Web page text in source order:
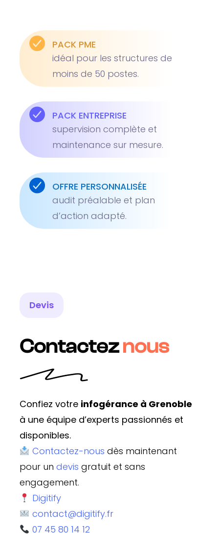
PACK PME
idéal pour les structures de
moins de 50 postes.
PACK ENTREPRISE
supervision complète et
maintenance sur mesure.
OFFRE PERSONNALISÉE
audit préalable et plan
d’action adapté.
Devis
Contacteznous
Confiez votre infogérance à Grenoble
à une équipe d’experts passionnés et
disponibles.
Contactez-nous dès maintenant
pour un devis gratuit et sans
engagement.
Digitify
contact@digitify.fr
07 45 80 14 12